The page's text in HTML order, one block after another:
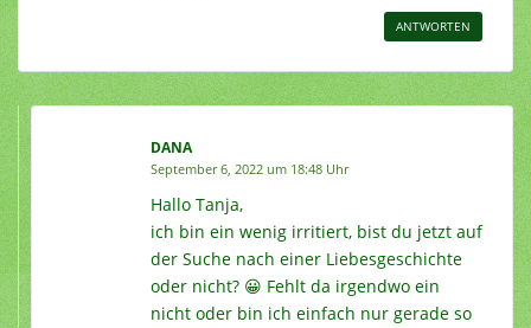
ANTWORTEN
DANA
September 6, 2022 um 18:48 Uhr
Hallo Tanja,
ich bin ein wenig irritiert, bist du jetzt auf
der Suche nach einer Liebesgeschichte
oder nicht? 😀 Fehlt da irgendwo ein
nicht oder bin ich einfach nur gerade so